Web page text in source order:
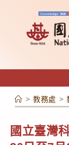
容
> 教務處 >
國立臺灣